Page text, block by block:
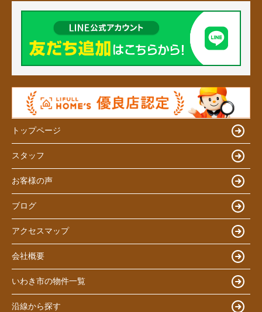
トップページ
スタッフ
お客様の声
ブログ
アクセスマップ
会社概要
いわき市の物件一覧
沿線から探す